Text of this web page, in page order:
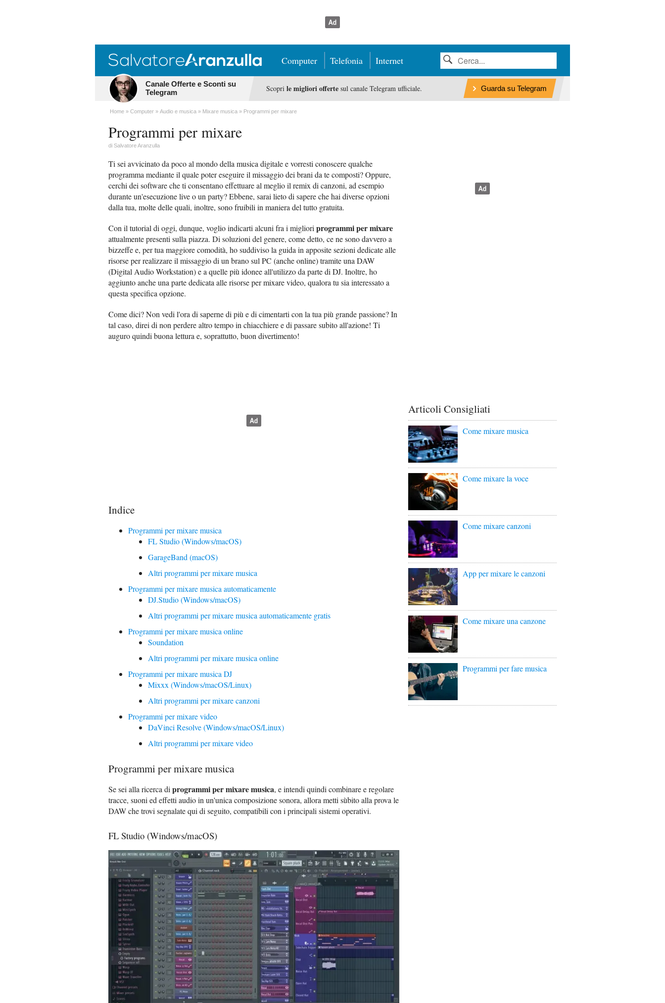
Computer Telefonia Internet
Canale Offerte e Sconti su
Telegram
Scopri le migliori offertesul canale Telegram ufficiale. Guarda su Telegram
Home Computer Audio e musica Mixare musica Programmi per mixare
Programmi per mixare
di Salvatore Aranzulla
Ti sei avvicinato da poco al mondo della musica digitale e vorresti conoscere qualche
programma mediante il quale poter eseguire il missaggio dei brani da te composti? Oppure,
cerchi dei software che ti consentano effettuare al meglio il remix di canzoni, ad esempio
durante un'esecuzione live o un party? Ebbene, sarai lieto di sapere che hai diverse opzioni
dalla tua, molte delle quali, inoltre, sono fruibili in maniera del tutto gratuita.
Con il tutorial di oggi, dunque, voglio indicarti alcuni fra i migliori programmi per mixare
attualmente presenti sulla piazza. Di soluzioni del genere, come detto, ce ne sono davvero a
bizzeffe e, per tua maggiore comodità, ho suddiviso la guida in apposite sezioni dedicate alle
risorse per realizzare il missaggio di un brano sul PC (anche online) tramite una DAW
(Digital Audio Workstation) e a quelle più idonee all'utilizzo da parte di DJ. Inoltre, ho
aggiunto anche una parte dedicata alle risorse per mixare video, qualora tu sia interessato a
questa specifica opzione.
Come dici? Non vedi l'ora di saperne di più e di cimentarti con la tua più grande passione? In
tal caso, direi di non perdere altro tempo in chiacchiere e di passare subito all'azione! Ti
auguro quindi buona lettura e, soprattutto, buon divertimento!
Indice
Programmi per mixare musica
FL Studio (Windows/macOS)
GarageBand (macOS)
Altri programmi per mixare musica
Programmi per mixare musica automaticamente
DJ.Studio (Windows/macOS)
Altri programmi per mixare musica automaticamente gratis
Programmi per mixare musica online
Soundation
Altri programmi per mixare musica online
Programmi per mixare musica DJ
Mixxx (Windows/macOS/Linux)
Altri programmi per mixare canzoni
Programmi per mixare video
DaVinci Resolve (Windows/macOS/Linux)
Altri programmi per mixare video
Programmi per mixare musica
Se sei alla ricerca di programmi per mixare musica, e intendi quindi combinare e regolare
tracce, suoni ed effetti audio in un'unica composizione sonora, allora metti sùbito alla prova le
DAW che trovi segnalate qui di seguito, compatibili con i principali sistemi operativi.
FL Studio (Windows/macOS)
Articoli Consigliati
Come mixare musica
Come mixare la voce
Come mixare canzoni
App per mixare le canzoni
Come mixare una canzone
Programmi per fare musica